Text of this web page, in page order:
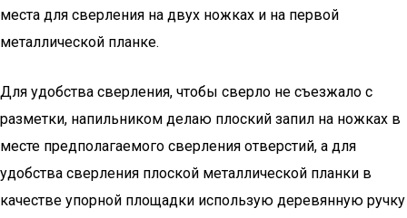
места для сверления на двух ножках и на первой
металлической планке.
Для удобства сверления, чтобы сверло не съезжало с
разметки, напильником делаю плоский запил на ножках в
месте предполагаемого сверления отверстий, а для
удобства сверления плоской металлической планки в
качестве упорной площадки использую деревянную ручку